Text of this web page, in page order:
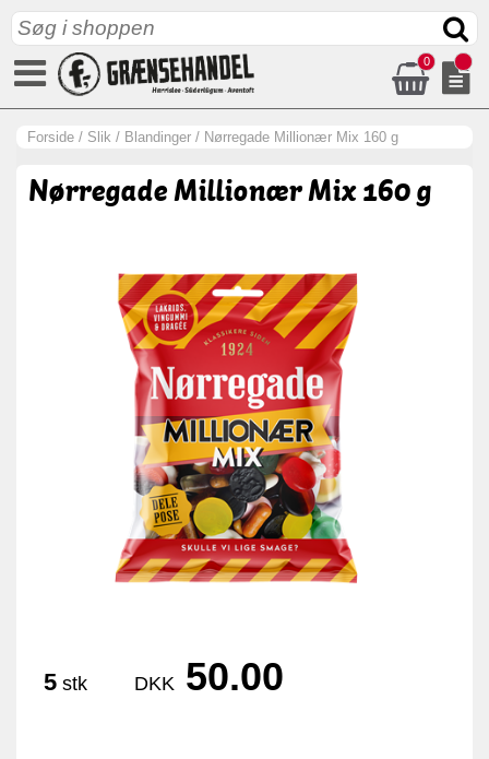
0
Forside / Slik / Blandinger / Nørregade Millionær Mix 160 g
Nørregade Millionær Mix 160 g
5 stk DKK 50.00